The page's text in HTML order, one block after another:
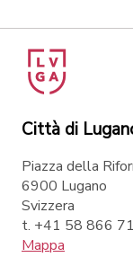
Città di
Piazza della
6900 Lugano
Svizzera
t. +41 58 866
Mappa